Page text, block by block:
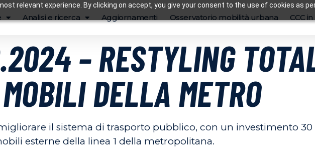
relevant experience. By clicking on accept, you give your consent to the use of cookies as
Analisi e ricerca Aggiornamenti Osservatorio mobilità urbana CCC
– RESTYLING
DELLA METRO
il sistema di trasporto pubblico, con un investimento
esterne della linea 1 della metropolitana.